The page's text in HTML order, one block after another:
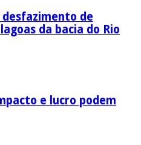
de
da bacia do Rio
e lucro podem